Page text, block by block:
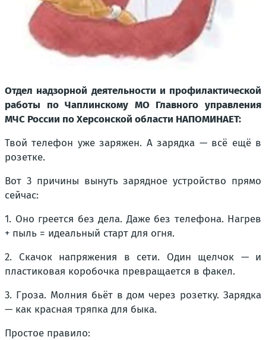
Отдел надзорной деятельности и профилактической
работы по Чаплинскому МО Главного управления
МЧС России по Херсонской области НАПОМИНАЕТ:
Твой телефон уже заряжен. А зарядка — всё ещё в
розетке.
Вот 3 причины вынуть зарядное устройство прямо
сейчас:
1. Оно греется без дела. Даже без телефона. Нагрев
+ пыль = идеальный старт для огня.
2. Скачок напряжения в сети. Один щелчок — и
пластиковая коробочка превращается в факел.
3. Гроза. Молния бьёт в дом через розетку. Зарядка
— как красная тряпка для быка.
Простое правило: